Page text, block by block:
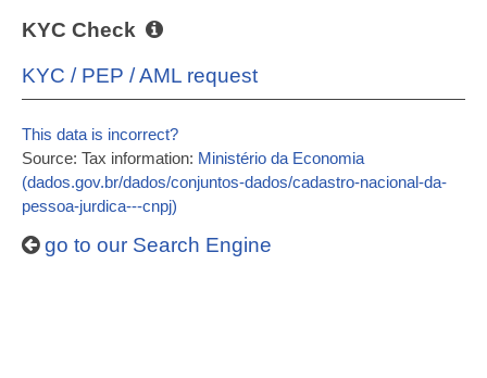
KYC Check
KYC / PEP / AML request
This data is incorrect?
Source: Tax information: Ministério da Economia
(dados.gov.br/dados/conjuntos-dados/cadastro-nacional-da-
pessoa-jurdica---cnpj)
go to our Search Engine